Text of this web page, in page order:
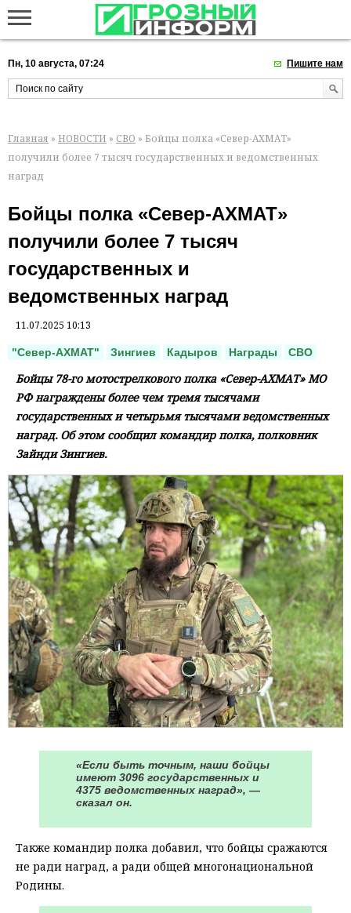
Пн, 10 августа, 07:24 Пишите нам
Главная » НОВОСТИ » СВО » Бойцы полка «Север-АХМАТ»
получили более 7 тысяч государственных и ведомственных
наград
Бойцы полка «Север-АХМАТ»
получили более 7 тысяч
государственных и
ведомственных наград
11.07.2025 10:13
"Север-АХМАТ" Зингиев Кадыров Награды СВО
Бойцы 78-го мотострелкового полка «Север-АХМАТ» МО
РФ награждены более чем тремя тысячами
государственных и четырьмя тысячами ведомственных
наград. Об этом сообщил командир полка, полковник
Зайнди Зингиев.
«Если быть точным, наши бойцы
имеют 3096 государственных и
4375 ведомственных наград», —
сказал он.
Также командир полка добавил, что бойцы сражаются
не ради наград, а ради общей многонациональной
Родины.